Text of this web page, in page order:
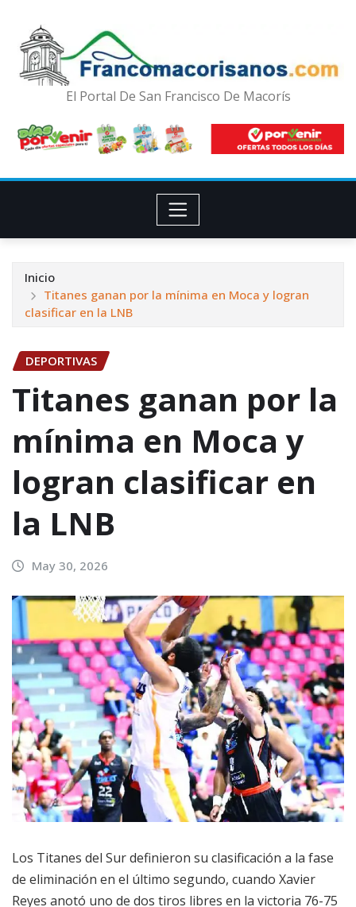
El Portal De San Francisco De Macorís
Inicio
Titanes ganan por la mínima en Moca y logran
clasificar en la LNB
DEPORTIVAS
Titanes ganan por la
mínima en Moca y
logran clasificar en
la LNB
May 30, 2026
Los Titanes del Sur definieron su clasificación a la fase
de eliminación en el último segundo, cuando Xavier
Reyes anotó uno de dos tiros libres en la victoria 76-75